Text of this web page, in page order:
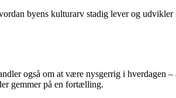
byens kulturarv stadig lever og
også om at være nysgerrig i hverdagen
gemmer på en fortælling.